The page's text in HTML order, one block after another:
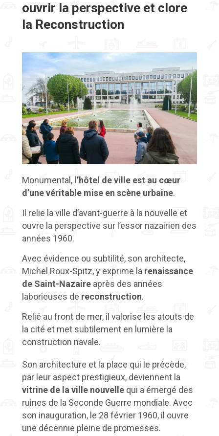
ouvrir la perspective et clore
la Reconstruction
Monumental, l’hôtel de ville est au cœur
d’une véritable mise en scène urbaine.
Il relie la ville d’avant-guerre à la nouvelle et
ouvre la perspective sur l’essor nazairien des
années 1960.
Avec évidence ou subtilité, son architecte,
Michel Roux-Spitz, y exprime la renaissance
de Saint-Nazaire après des années
laborieuses de reconstruction.
Relié au front de mer, il valorise les atouts de
la cité et met subtilement en lumière la
construction navale.
Son architecture et la place qui le précède,
par leur aspect prestigieux, deviennent la
vitrine de la ville nouvelle qui a émergé des
ruines de la Seconde Guerre mondiale. Avec
son inauguration, le 28 février 1960, il ouvre
une décennie pleine de promesses.